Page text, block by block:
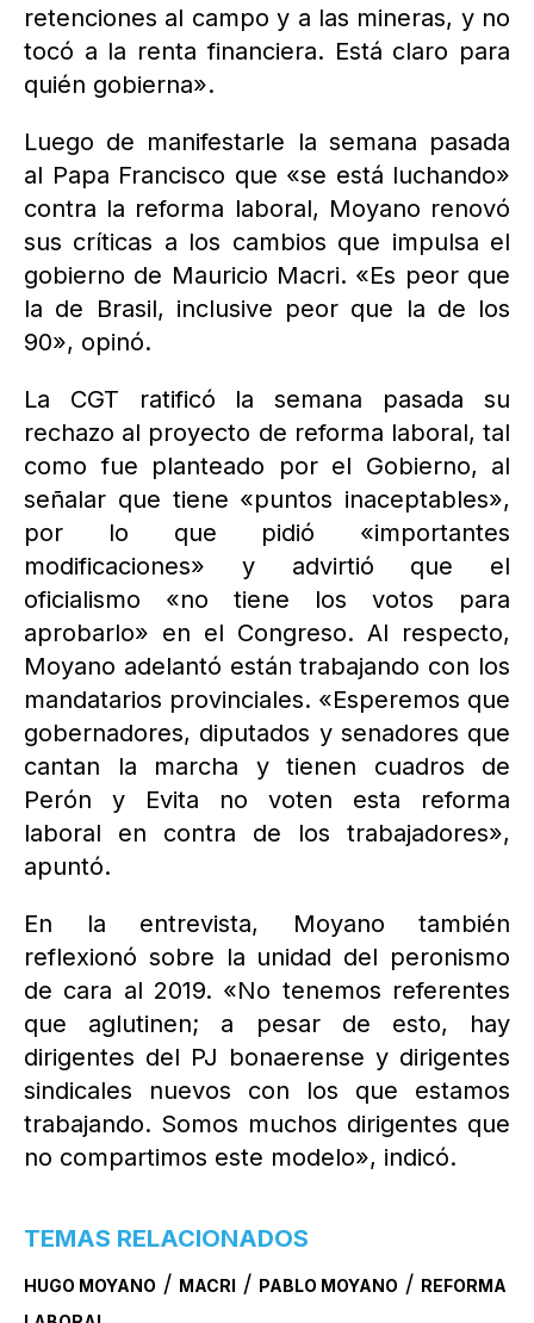
retenciones al campo y a las mineras, y no
tocó a la renta financiera. Está claro para
quién gobierna».
Luego de manifestarle la semana pasada
al Papa Francisco que «se está luchando»
contra la reforma laboral, Moyano renovó
sus críticas a los cambios que impulsa el
gobierno de Mauricio Macri. «Es peor que
la de Brasil, inclusive peor que la de los
90», opinó.
La CGT ratificó la semana pasada su
rechazo al proyecto de reforma laboral, tal
como fue planteado por el Gobierno, al
señalar que tiene «puntos inaceptables»,
por lo que pidió «importantes
modificaciones» y advirtió que el
oficialismo «no tiene los votos para
aprobarlo» en el Congreso. Al respecto,
Moyano adelantó están trabajando con los
mandatarios provinciales. «Esperemos que
gobernadores, diputados y senadores que
cantan la marcha y tienen cuadros de
Perón y Evita no voten esta reforma
laboral en contra de los trabajadores»,
apuntó.
En la entrevista, Moyano también
reflexionó sobre la unidad del peronismo
de cara al 2019. «No tenemos referentes
que aglutinen; a pesar de esto, hay
dirigentes del PJ bonaerense y dirigentes
sindicales nuevos con los que estamos
trabajando. Somos muchos dirigentes que
no compartimos este modelo», indicó.
TEMAS RELACIONADOS
HUGO MOYANO / MACRI / PABLO MOYANO / REFORMA